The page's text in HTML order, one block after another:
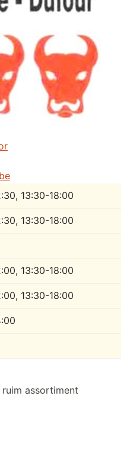
13:30-18:00
13:30-18:00
13:30-18:00
13:30-18:00
assortiment